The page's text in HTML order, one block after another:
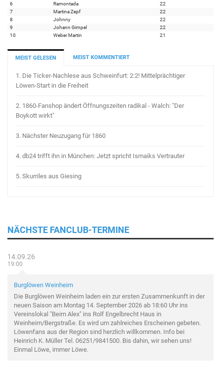
6
Ramontada
22
7
Martina Zepf
22
8
Johnny
22
9
Johann Gimpel
22
10
Weber Martin 21
MEIST GELESEN MEIST KOMMENTIERT
1. Die Ticker-Nachlese aus Schweinfurt: 2:2! Mittelprächtiger
Löwen-Start in die Freiheit
2. 1860-Fanshop ändert Öffnungszeiten radikal - Walch: "Der
Boykott wirkt"
3. Nächster Neuzugang für 1860
4. db24 trifft ihn in München: Jetzt spricht Ismaiks Vertrauter
5. Skurriles aus Giesing
NÄCHSTE FANCLUB-TERMINE
14.09.26
19:00
Burglöwen Weinheim
Die Burglöwen Weinheim laden ein zur ersten Zusammenkunft in der
neuen Saison am Montag 14. September 2026 ab 18:60 Uhr ins
Vereinslokal "Beim Alex" ins Rolf Engelbrecht Haus in
Weinheim/Bergstraße. Es wird um zahlreiches Erscheinen gebeten.
Löwenfans aus der Region sind herzlich willkommen. Info bei
Heinrich K. Müller Tel. 06251/9841500. Bis dahin, wir sehen uns!
Einmal Löwe, immer Löwe.